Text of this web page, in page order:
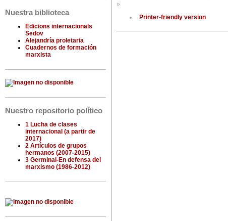
Nuestra biblioteca
Edicions internacionals
Sedov
Alejandría proletaria
Cuadernos de formación
marxista
Nuestro repositorio político
1 Lucha de clases
internacional (a partir de
2017)
2 Artículos de grupos
hermanos (2007-2015)
3 Germinal-En defensa del
marxismo (1986-2012)
»
Printer-friendly version